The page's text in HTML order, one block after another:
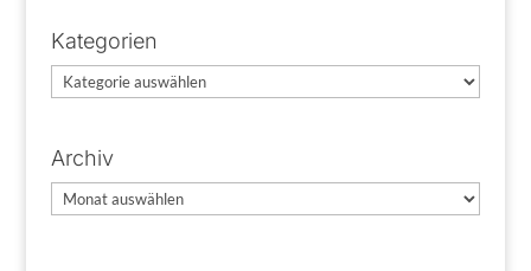
Kategorien
Kategorien
Archiv
Archiv